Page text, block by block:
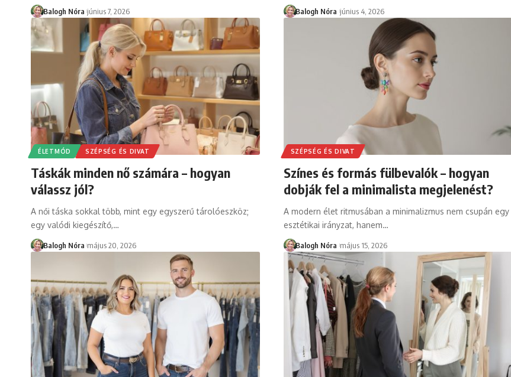
Balogh Nóra június 7, 2026 Balogh Nóra június 4, 2026
ÉLETMÓD SZÉPSÉG ÉS DIVAT
Táskák minden nő számára – hogyan
válassz jól?
A női táska sokkal több, mint egy egyszerű tárolóeszköz;
egy valódi kiegészítő,…
Balogh Nóra május 20, 2026
SZÉPSÉG ÉS DIVAT
Színes és formás fülbevalók – hogyan
dobják fel a minimalista megjelenést?
A modern élet ritmusában a minimalizmus nem csupán egy
esztétikai irányzat, hanem…
Balogh Nóra május 15, 2026